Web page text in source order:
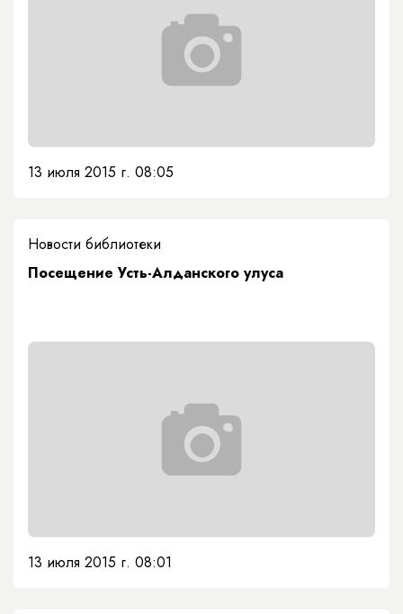
13 июля 2015 г. 08:05
Новости библиотеки
Посещение Усть-Алданского улуса
13 июля 2015 г. 08:01